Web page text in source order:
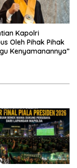
Kapolri
Oleh Pihak Pihak
Kenyamanannya”